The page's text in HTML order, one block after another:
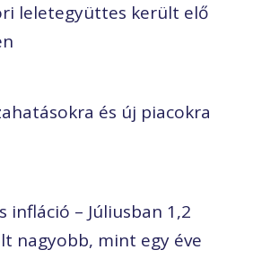
leletegyüttes került elő
és új piacokra
infláció – Júliusban 1,2
nagyobb, mint egy éve